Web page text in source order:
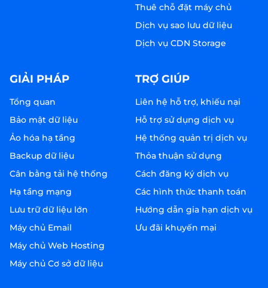
Thuê chỗ đặt máy chủ
Dịch vụ sao lưu dữ liệu
Dịch vụ CDN Storage
GIẢI PHÁP
Tổng quan
Bảo mật dữ liệu
Ảo hóa hạ tầng
Backup dữ liệu
Cân bằng tải hệ thống
Hạ tầng mạng
Lưu trữ dữ liệu lớn
Máy chủ Email
Máy chủ Web Hosting
Máy chủ Cơ sở dữ liệu
TRỢ GIÚP
Liên hệ hỗ trợ, khiếu nại
Hỗ trợ sử dụng dịch vụ
Hệ thống quản trị dịch vụ
Thỏa thuận sử dụng
Cách đăng ký dịch vụ
Các hình thức thanh toán
Hướng dẫn gia hạn dịch vụ
Ưu đãi khuyến mại